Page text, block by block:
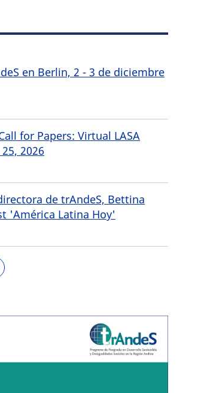
en Berlin, 2 - 3 de diciembre
for Papers: Virtual LASA
2026
de trAndeS, Bettina
'América Latina Hoy'